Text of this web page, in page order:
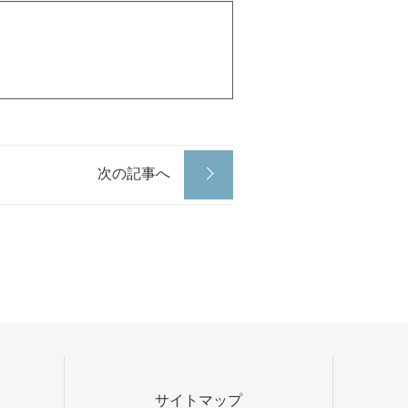
次の記事へ
サイトマップ